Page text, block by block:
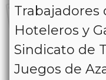
Trabajadores
Hoteleros y
Sindicato de
Juegos de